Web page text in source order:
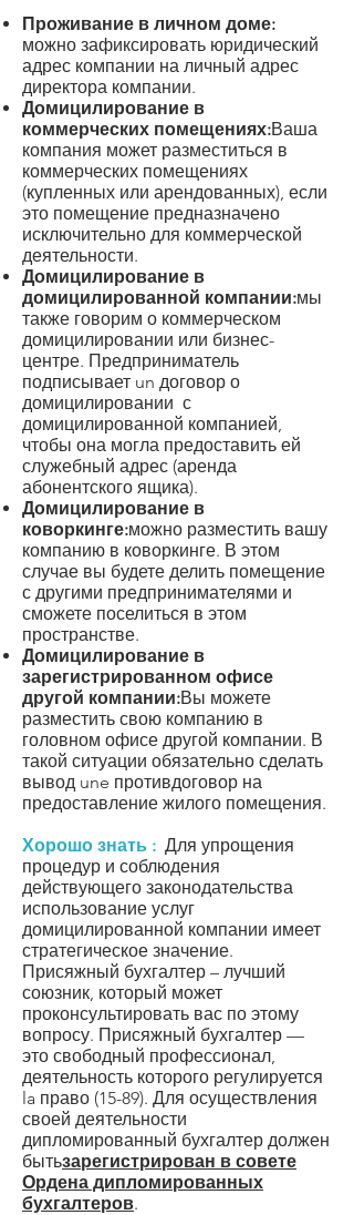
Проживание в личном доме:
можно зафиксировать юридический
адрес компании на личный адрес
директора компании.
Домицилирование в
коммерческих помещениях:Ваша
компания может разместиться в
коммерческих помещениях
(купленных или арендованных), если
это помещение предназначено
исключительно для коммерческой
деятельности.
Домицилирование в
домицилированной компании:мы
также говорим о коммерческом
домицилировании или бизнес-
центре. Предприниматель
подписывает un договор о
домицилировании с
домицилированной компанией,
чтобы она могла предоставить ей
служебный адрес (аренда
абонентского ящика).
Домицилирование в
коворкинге:можно разместить вашу
компанию в коворкинге. В этом
случае вы будете делить помещение
с другими предпринимателями и
сможете поселиться в этом
пространстве.
Домицилирование в
зарегистрированном офисе
другой компании:Вы можете
разместить свою компанию в
головном офисе другой компании. В
такой ситуации обязательно сделать
вывод une противдоговор на
предоставление жилого помещения.
Хорошо знать : Для упрощения
процедур и соблюдения
действующего законодательства
использование услуг
домицилированной компании имеет
стратегическое значение.
Присяжный бухгалтер – лучший
союзник, который может
проконсультировать вас по этому
вопросу. Присяжный бухгалтер —
это свободный профессионал,
деятельность которого регулируется
la право (15-89). Для осуществления
своей деятельности
дипломированный бухгалтер должен
бытьзарегистрирован в совете
Ордена дипломированных
бухгалтеров.